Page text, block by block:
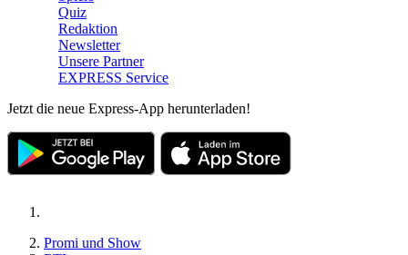
Quiz
Redaktion
Newsletter
Unsere Partner
EXPRESS Service
Jetzt die neue Express-App herunterladen!
Promi und Show